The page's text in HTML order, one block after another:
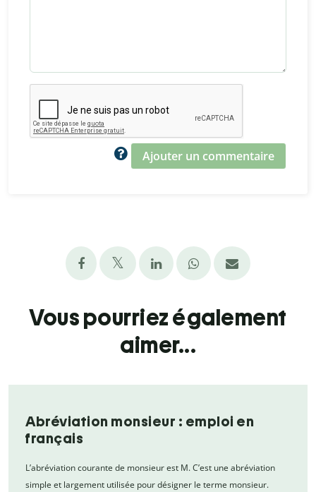
Ajouter un commentaire
Vous pourriez également
aimer...
Abréviation monsieur : emploi en
français
L’abréviation courante de monsieur est M. C’est une abréviation
simple et largement utilisée pour désigner le terme monsieur.